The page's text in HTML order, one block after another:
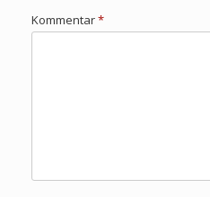
Kommentar*